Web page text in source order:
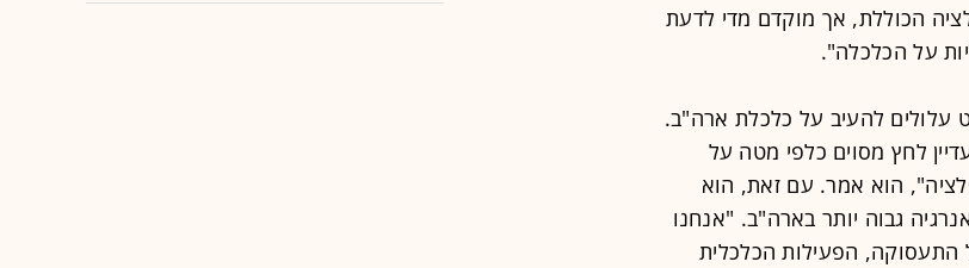
הכוללת, אך מוקדם מדי לדעת
על הכלכלה".
עלולים להעיב על כלכלת ארה"ב.
לחץ מסוים כלפי מטה על
הוא אמר. עם זאת, הוא
גבוה יותר בארה"ב. "אנחנו
התעסוקה, הפעילות הכלכלית